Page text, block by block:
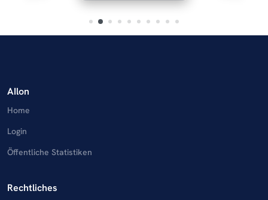
AIlon
Home
Login
Öffentliche Statistiken
Rechtliches